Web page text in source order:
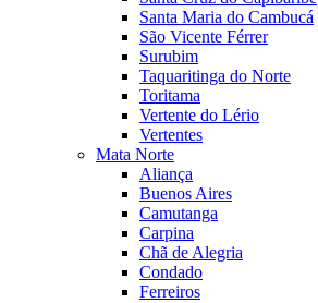
Santa Maria do Cambucá
São Vicente Férrer
Surubim
Taquaritinga do Norte
Toritama
Vertente do Lério
Vertentes
Mata Norte
Aliança
Buenos Aires
Camutanga
Carpina
Chã de Alegria
Condado
Ferreiros